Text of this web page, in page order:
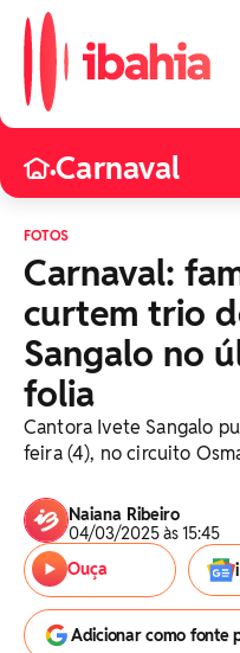
•Carnaval
FOTOS
Carnaval:
curtem trio
Sangalo no
folia
Cantora Ivete Sangalo
feira (4), no circuito
Naiana Ribeiro
04/03/2025 às 15:45
Ouça
Adicionar como fonte